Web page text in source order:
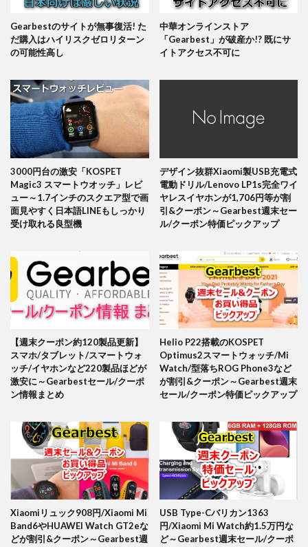
Gearbestのサイトが無事復活! た
だ購入はハイリスクゼロリターン
の可能性高し
中華オンラインストア
「Gearbest」が破産か!? 既にサ
イトアクセス不可に
3000円台の激安「KOSPET
Magic3 スマートウオッチ」レビ
ュー～1.7インチのスクエア型で画
面見やすく日本語LINEもしっかり
受け取れる良型機
デザイン抜群Xiaomi製USB充電式
電動ドリル/Lenovo LP1s完全ワイ
ヤレスイヤホンが1,706円等が割
引&クーポン～Gearbest週末セー
ル/クーポン特価ピックアップ
【週末クーポン約120製品更新】
スマホ/タブレット/スマートウォ
ッチ/イヤホンなど220製品ほどが
激安に～Gearbestセール/クーポ
ン情報まとめ
Helio P22搭載のKOSPET
Optimus2スマートウォッチ/Mi
Watch/型落ちROG Phone3など
が割引&クーポン～Gearbest週末
セール/クーポン特価ピックアップ
Xiaomiリュック908円/Xiaomi Mi
Band6やHUAWEI Watch GT2eな
どが割引&クーポン～Gearbest週
USB Type-Cバリカン1363
円/Xiaomi Mi Watch約1.5万円な
ど～Gearbest週末セール/クーポ